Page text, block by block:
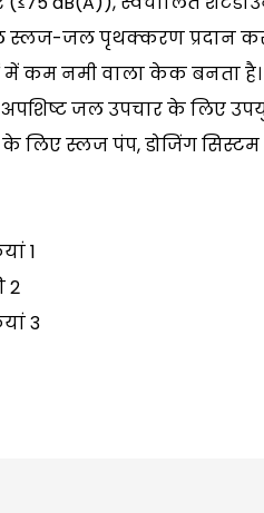
जल पृथक्करण प्रदान
में कम नमी वाला केक बनता
जल उपचार के लिए
के लिए स्लज पंप, डोजिंग
1
2
3